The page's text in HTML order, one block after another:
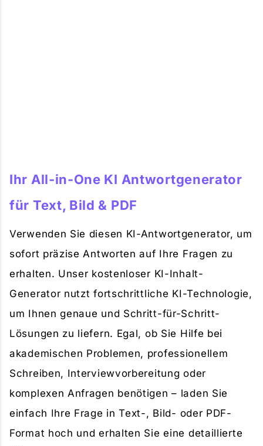
Ihr All-in-One KI Antwortgenerator
für Text, Bild & PDF
Verwenden Sie diesen KI-Antwortgenerator, um
sofort präzise Antworten auf Ihre Fragen zu
erhalten. Unser kostenloser KI-Inhalt-
Generator nutzt fortschrittliche KI-Technologie,
um Ihnen genaue und Schritt-für-Schritt-
Lösungen zu liefern. Egal, ob Sie Hilfe bei
akademischen Problemen, professionellem
Schreiben, Interviewvorbereitung oder
komplexen Anfragen benötigen – laden Sie
einfach Ihre Frage in Text-, Bild- oder PDF-
Format hoch und erhalten Sie eine detaillierte